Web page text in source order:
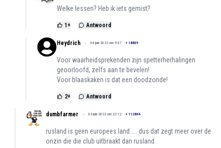
Welke lessen? Heb ik iets gemist?
1 + Antwoord
Heydrich 04 juni 2022 om 9:47 + 18809
Voor waarheidsprekenden zijn spetterherhalingen
geoorloofd, zelfs aan te bevelen!
Voor blaaskaken is dat een doodzonde!
2+ Antwoord
dumbfarmer 03 juni 2022 om 22:12 + 112864
rusland is geen europees land..... dus dat zegt meer over de
onzin die die club uitbraakt dan rusland.